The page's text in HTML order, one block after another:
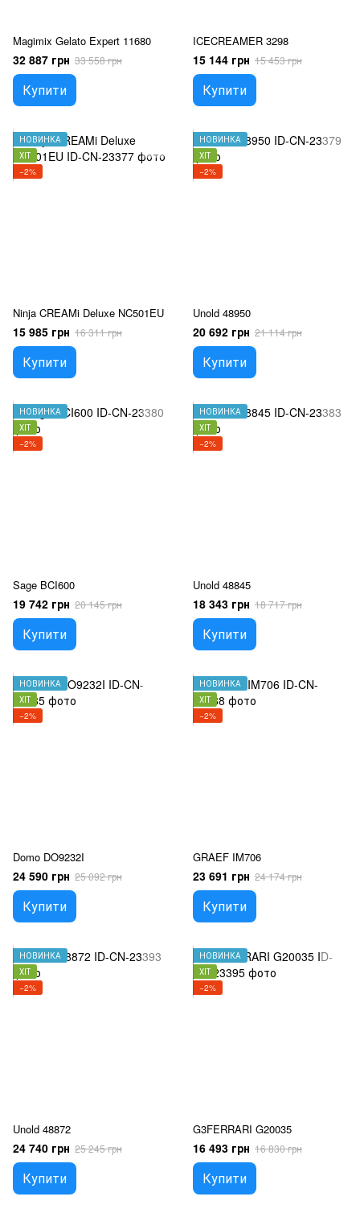
Magimix Gelato Expert 11680
32 887 грн 33 558 грн
Купити
ICECREAMER 3298
15 144 грн 15 453 грн
Купити
НОВИНКА
ХІТ
−2%
Ninja CREAMi Deluxe NC501EU
15 985 грн 16 311 грн
Купити
НОВИНКА
ХІТ
−2%
Unold 48950
20 692 грн 21 114 грн
Купити
НОВИНКА
ХІТ
−2%
Sage BCI600
19 742 грн 20 145 грн
Купити
НОВИНКА
ХІТ
−2%
Unold 48845
18 343 грн 18 717 грн
Купити
НОВИНКА
ХІТ
−2%
Domo DO9232I
24 590 грн 25 092 грн
Купити
НОВИНКА
ХІТ
−2%
GRAEF IM706
23 691 грн 24 174 грн
Купити
НОВИНКА
ХІТ
−2%
Unold 48872
24 740 грн 25 245 грн
Купити
НОВИНКА
ХІТ
−2%
G3FERRARI G20035
16 493 грн 16 830 грн
Купити